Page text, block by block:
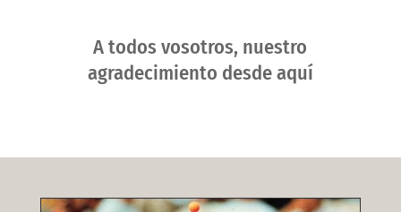
A todos vosotros, nuestro
agradecimiento desde aquí